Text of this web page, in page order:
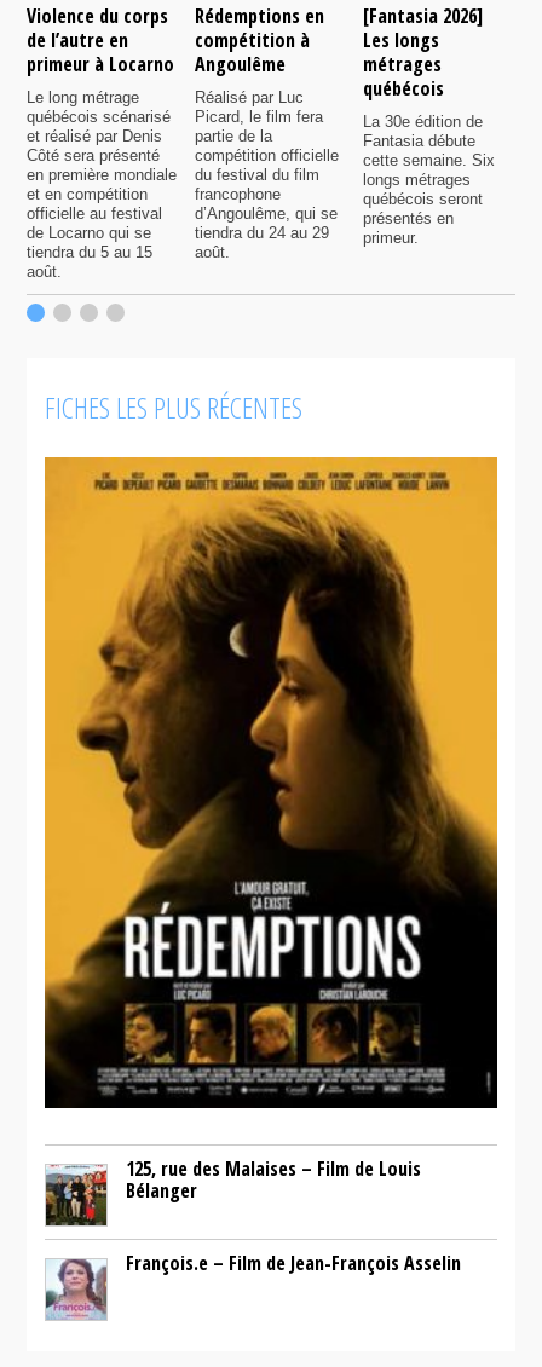
Violence du corps
de l’autre en
primeur à Locarno
Le long métrage
québécois scénarisé
et réalisé par Denis
Côté sera présenté
en première mondiale
et en compétition
officielle au festival
de Locarno qui se
tiendra du 5 au 15
août.
Rédemptions en
compétition à
Angoulême
Réalisé par Luc
Picard, le film fera
partie de la
compétition officielle
du festival du film
francophone
d’Angoulême, qui se
tiendra du 24 au 29
août.
[Fantasia 2026]
Les longs
métrages
québécois
La 30e édition de
Fantasia débute
cette semaine. Six
longs métrages
québécois seront
présentés en
primeur.
FICHES LES PLUS RÉCENTES
125, rue des Malaises – Film de Louis
Bélanger
François.e – Film de Jean-François Asselin